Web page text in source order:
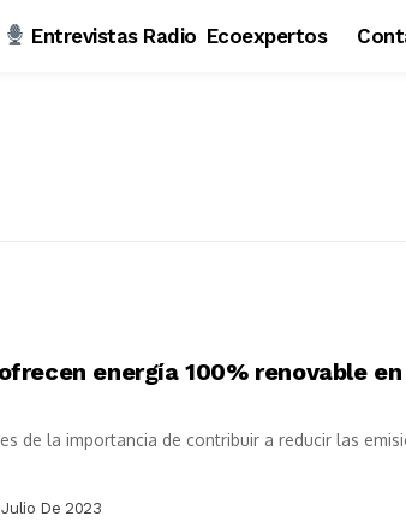
Entrevistas Radio Ecoexpertos
energía 100% renovable en
de la importancia de contribuir a reducir las
Julio De 2023